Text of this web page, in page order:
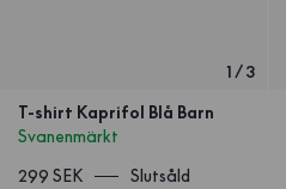
1/3
T-shirt Kaprifol Blå Barn
Svanenmärkt
299 SEK
Slutsåld